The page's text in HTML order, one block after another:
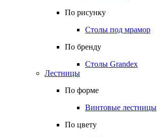
По рисунку
Столы под мрамор
По бренду
Столы Grandex
Лестницы
По форме
Винтовые лестницы
По цвету